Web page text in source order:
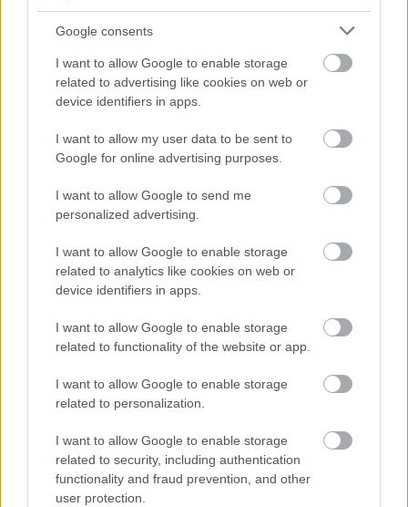
Google consents
I want to allow Google to enable storage
related to advertising like cookies on web or
device identifiers in apps.
I want to allow my user data to be sent to
Google for online advertising purposes.
I want to allow Google to send me
personalized advertising.
I want to allow Google to enable storage
related to analytics like cookies on web or
device identifiers in apps.
I want to allow Google to enable storage
related to functionality of the website or app.
I want to allow Google to enable storage
related to personalization.
I want to allow Google to enable storage
related to security, including authentication
functionality and fraud prevention, and other
user protection.
Διανομή τροφής για αδέσποτα από τον Δήμο Πατρέων